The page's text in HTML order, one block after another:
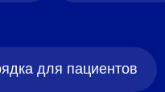
для пациентов